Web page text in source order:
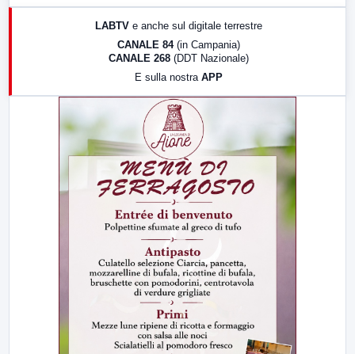
LABTV e anche sul digitale terrestre
CANALE 84 (in Campania)
CANALE 268 (DDT Nazionale)
E sulla nostra APP